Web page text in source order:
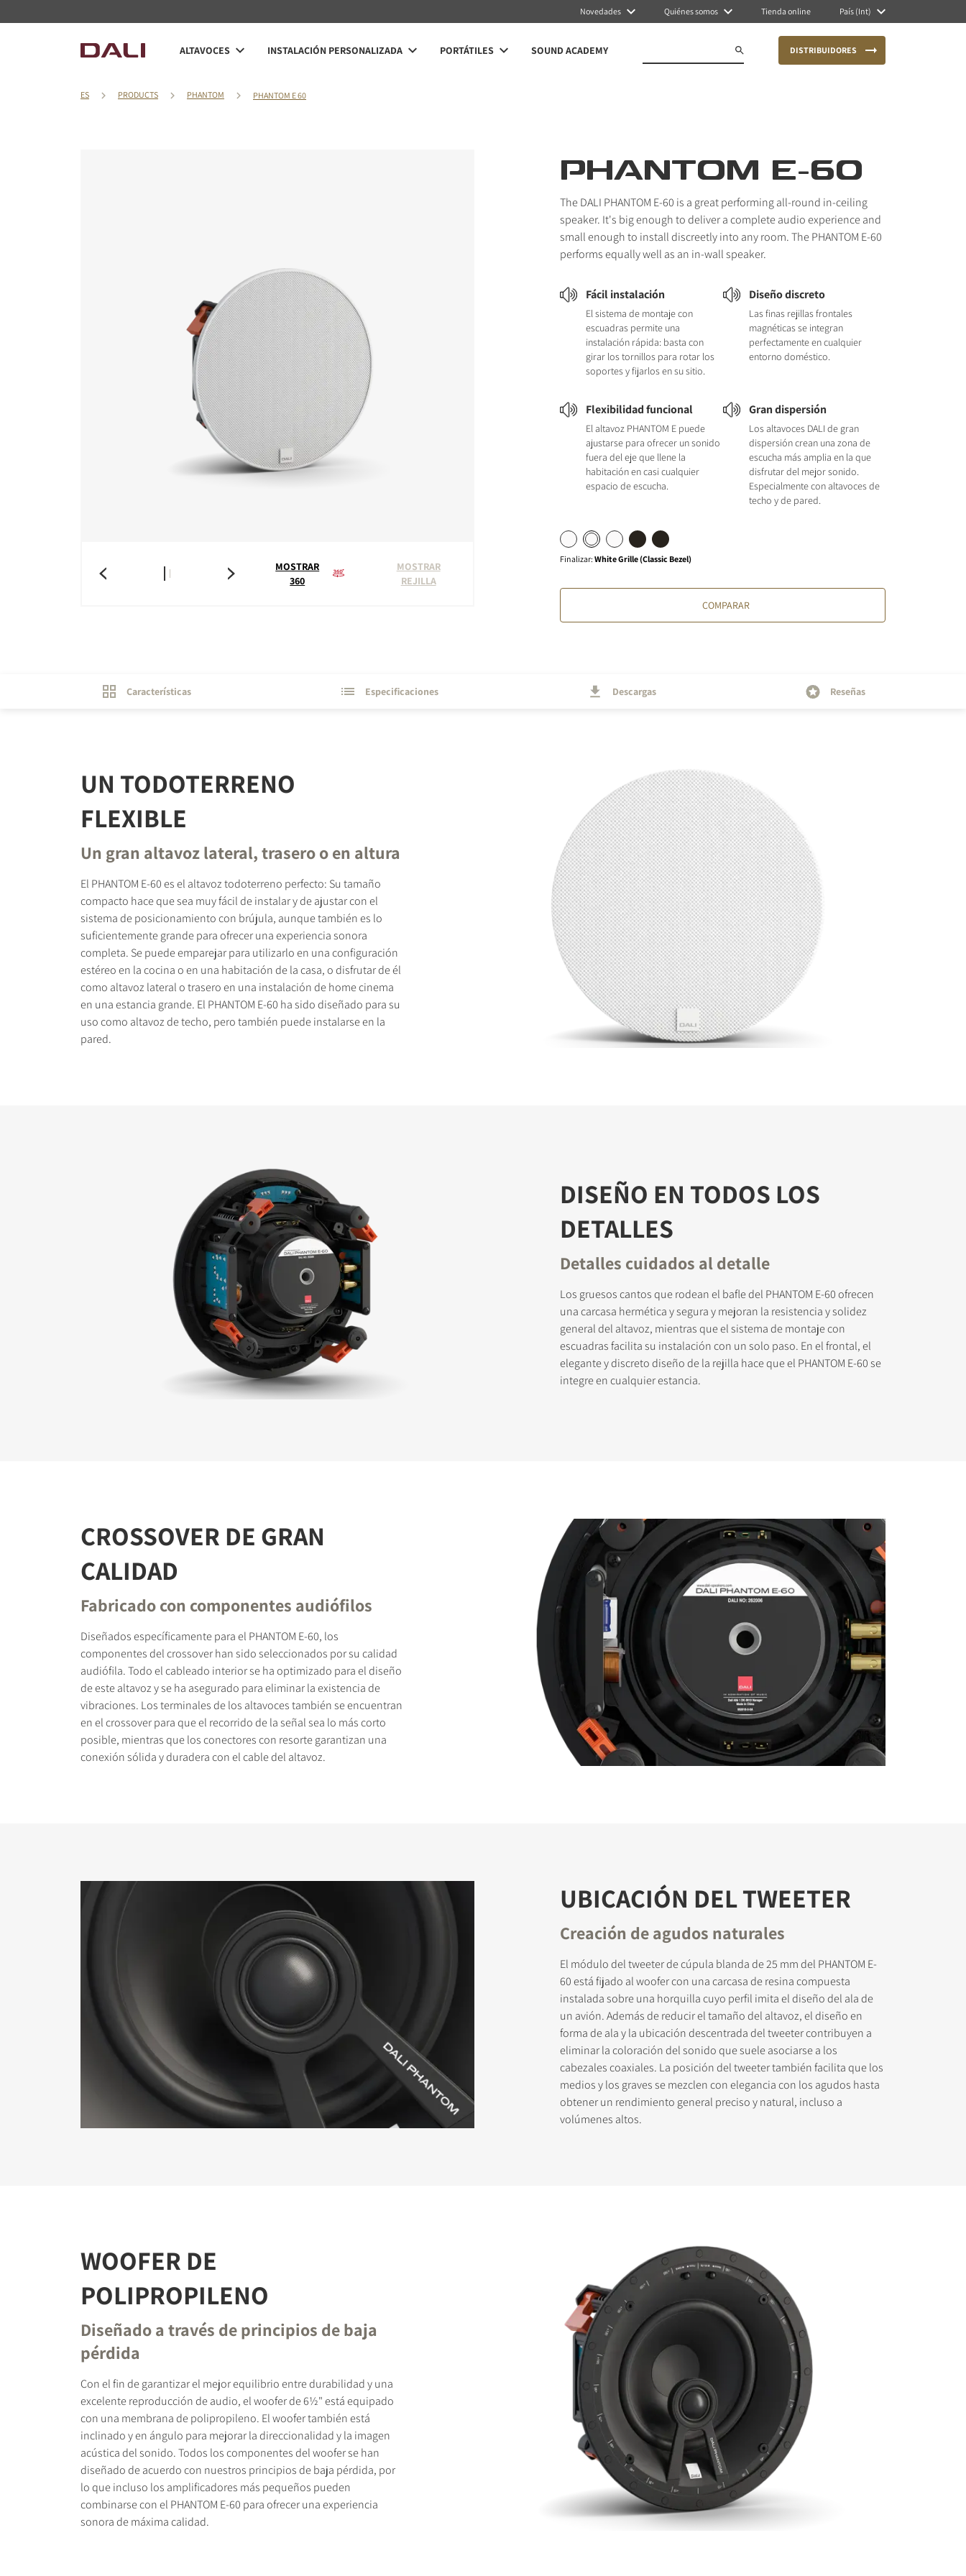
Novedades Quiénes somos Tienda online País (Int)
ALTAVOCES INSTALACIÓN PERSONALIZADA PORTÁTILES SOUND ACADEMY DISTRIBUIDORES
ES PRODUCTS PHANTOM PHANTOM E 60
MOSTRAR
360
MOSTRAR
REJILLA
PHANTOM E-60
The DALI PHANTOM E-60 is a great performing all-round in-ceiling
speaker. It's big enough to deliver a complete audio experience and
small enough to install discreetly into any room. The PHANTOM E-60
performs equally well as an in-wall speaker.
Fácil instalación
El sistema de montaje con
escuadras permite una
instalación rápida: basta con
girar los tornillos para rotar los
soportes y fijarlos en su sitio.
Diseño discreto
Las finas rejillas frontales
magnéticas se integran
perfectamente en cualquier
entorno doméstico.
Flexibilidad funcional
El altavoz PHANTOM E puede
ajustarse para ofrecer un sonido
fuera del eje que llene la
habitación en casi cualquier
espacio de escucha.
Gran dispersión
Los altavoces DALI de gran
dispersión crean una zona de
escucha más amplia en la que
disfrutar del mejor sonido.
Especialmente con altavoces de
techo y de pared.
Finalizar:White Grille (Classic Bezel)
COMPARAR
Características Especificaciones Descargas Reseñas
UN TODOTERRENO
FLEXIBLE
Un gran altavoz lateral, trasero o en altura
El PHANTOM E-60 es el altavoz todoterreno perfecto: Su tamaño
compacto hace que sea muy fácil de instalar y de ajustar con el
sistema de posicionamiento con brújula, aunque también es lo
suficientemente grande para ofrecer una experiencia sonora
completa. Se puede emparejar para utilizarlo en una configuración
estéreo en la cocina o en una habitación de la casa, o disfrutar de él
como altavoz lateral o trasero en una instalación de home cinema
en una estancia grande. El PHANTOM E-60 ha sido diseñado para su
uso como altavoz de techo, pero también puede instalarse en la
pared.
DISEÑO EN TODOS LOS
DETALLES
Detalles cuidados al detalle
Los gruesos cantos que rodean el bafle del PHANTOM E-60 ofrecen
una carcasa hermética y segura y mejoran la resistencia y solidez
general del altavoz, mientras que el sistema de montaje con
escuadras facilita su instalación con un solo paso. En el frontal, el
elegante y discreto diseño de la rejilla hace que el PHANTOM E-60 se
integre en cualquier estancia.
CROSSOVER DE GRAN
CALIDAD
Fabricado con componentes audiófilos
Diseñados específicamente para el PHANTOM E-60, los
componentes del crossover han sido seleccionados por su calidad
audiófila. Todo el cableado interior se ha optimizado para el diseño
de este altavoz y se ha asegurado para eliminar la existencia de
vibraciones. Los terminales de los altavoces también se encuentran
en el crossover para que el recorrido de la señal sea lo más corto
posible, mientras que los conectores con resorte garantizan una
conexión sólida y duradera con el cable del altavoz.
UBICACIÓN DEL TWEETER
Creación de agudos naturales
El módulo del tweeter de cúpula blanda de 25 mm del PHANTOM E-
60 está fijado al woofer con una carcasa de resina compuesta
instalada sobre una horquilla cuyo perfil imita el diseño del ala de
un avión. Además de reducir el tamaño del altavoz, el diseño en
forma de ala y la ubicación descentrada del tweeter contribuyen a
eliminar la coloración del sonido que suele asociarse a los
cabezales coaxiales. La posición del tweeter también facilita que los
medios y los graves se mezclen con elegancia con los agudos hasta
obtener un rendimiento general preciso y natural, incluso a
volúmenes altos.
WOOFER DE
POLIPROPILENO
Diseñado a través de principios de baja
pérdida
Con el fin de garantizar el mejor equilibrio entre durabilidad y una
excelente reproducción de audio, el woofer de 6½" está equipado
con una membrana de polipropileno. El woofer también está
inclinado y en ángulo para mejorar la direccionalidad y la imagen
acústica del sonido. Todos los componentes del woofer se han
diseñado de acuerdo con nuestros principios de baja pérdida, por
lo que incluso los amplificadores más pequeños pueden
combinarse con el PHANTOM E-60 para ofrecer una experiencia
sonora de máxima calidad.
REGÍSTRATE PARA DESCARGAR
Rellena el formulario de registro y accede al instante a todos los archivos para descargar
bloqueados de nuestra web.